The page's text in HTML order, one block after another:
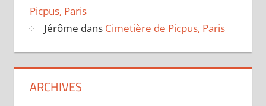
Picpus, Paris
Jérôme dans Cimetière de Picpus, Paris
ARCHIVES